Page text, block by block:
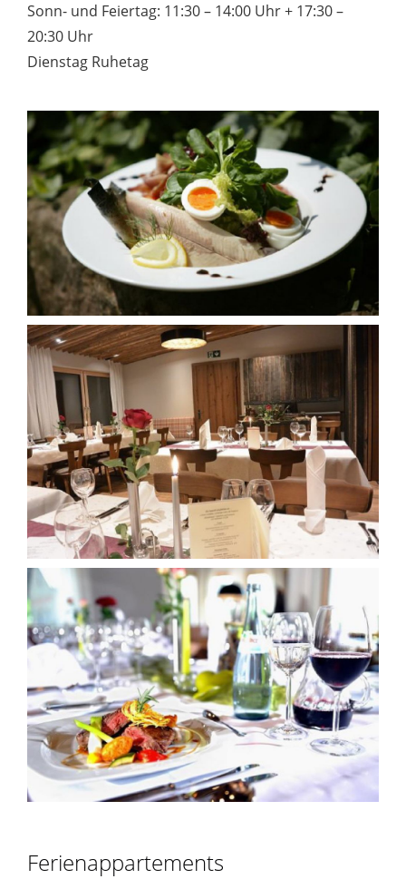
Sonn- und Feiertag: 11:30 – 14:00 Uhr + 17:30 –
20:30 Uhr
Dienstag Ruhetag
Ferienappartements